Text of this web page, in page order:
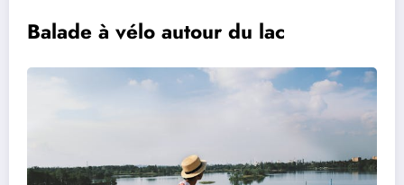
Balade à vélo autour du lac